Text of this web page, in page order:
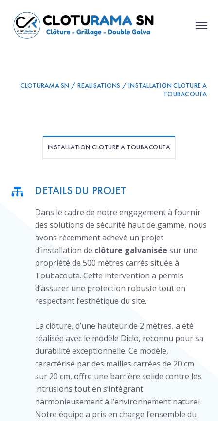
CLOTURAMA SN / REALISATIONS / INSTALLATION CLOTURE A
TOUBACOUTA
INSTALLATION CLOTURE A TOUBACOUTA
DETAILS DU PROJET
Dans le cadre de notre engagement à fournir
des solutions de sécurité haut de gamme, nous
avons récemment achevé un projet
d’installation de clôture galvanisée sur une
propriété de 500 mètres carrés située à
Toubacouta. Cette intervention a permis
d’assurer une protection robuste tout en
respectant l’esthétique du site.
La clôture, d’une hauteur de 2 mètres, a été
réalisée avec le modèle Diclo, reconnu pour sa
durabilité exceptionnelle. Ce modèle,
caractérisé par des mailles carrées de 20 cm
sur 20 cm, offre une barrière solide contre les
intrusions tout en s’intégrant
harmonieusement à l’environnement naturel.
Notre équipe a pris en charge l’ensemble du